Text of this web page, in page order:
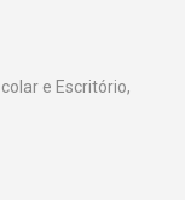
e Escritório,